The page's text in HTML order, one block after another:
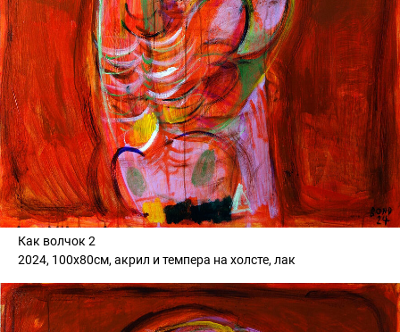
Как волчок 2
2024, 100х80см, акрил и темпера на холсте, лак